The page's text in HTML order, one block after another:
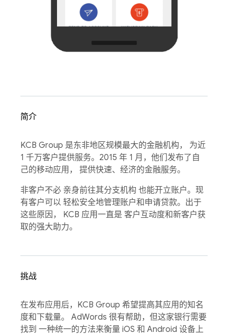
简介
KCB Group 是东非地区规模最大的金融机构， 为近
1 千万客户提供服务。2015 年 1 月，他们发布了自
己的移动应用， 提供快速、经济的金融服务。
非客户不必 亲身前往其分支机构 也能开立账户。现
有客户可以 轻松安全地管理账户和申请贷款。出于
这些原因， KCB 应用一直是 客户互动度和新客户获
取的强大助力。
挑战
在发布应用后，KCB Group 希望提高其应用的知名
度和下载量。 AdWords 很有帮助，但这家银行需要
找到 一种统一的方法来衡量 iOS 和 Android 设备上